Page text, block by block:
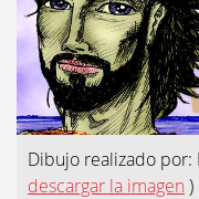
Dibujo realizado por:
descargar la imagen )